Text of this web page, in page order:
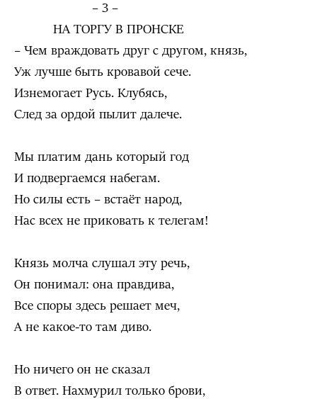
– 3 –
НА ТОРГУ В ПРОНСКЕ
– Чем враждовать друг с другом, князь,
Уж лучше быть кровавой сече.
Изнемогает Русь. Клубясь,
След за ордой пылит далече.
Мы платим дань который год
И подвергаемся набегам.
Но силы есть – встаёт народ,
Нас всех не приковать к телегам!
Князь молча слушал эту речь,
Он понимал: она правдива,
Все споры здесь решает меч,
А не какое-то там диво.
Но ничего он не сказал
В ответ. Нахмурил только брови,